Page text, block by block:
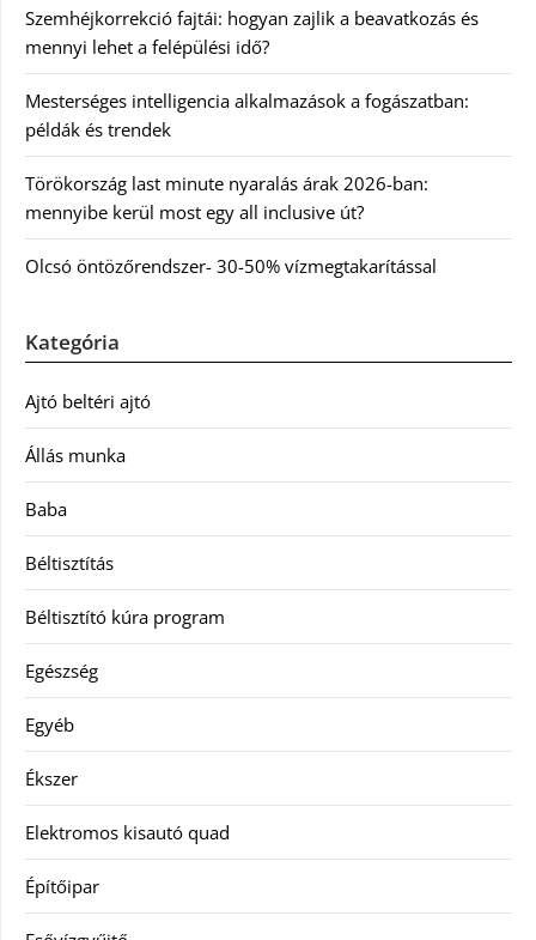
Szemhéjkorrekció fajtái: hogyan zajlik a beavatkozás és
mennyi lehet a felépülési idő?
Mesterséges intelligencia alkalmazások a fogászatban:
példák és trendek
Törökország last minute nyaralás árak 2026-ban:
mennyibe kerül most egy all inclusive út?
Olcsó öntözőrendszer- 30-50% vízmegtakarítással
Kategória
Ajtó beltéri ajtó
Állás munka
Baba
Béltisztítás
Béltisztító kúra program
Egészség
Egyéb
Ékszer
Elektromos kisautó quad
Építőipar